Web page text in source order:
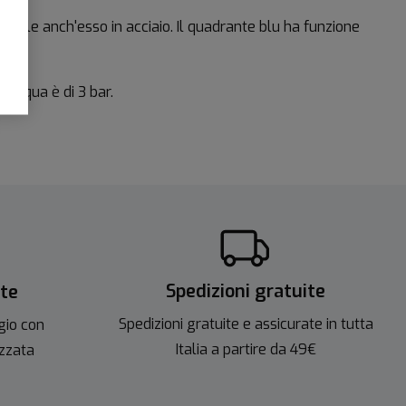
anch'esso in acciaio. Il quadrante blu ha funzione
è di 3 bar.
con
Spedizioni gratuite
Spedizioni gratuite e assicurate in tutta
Italia a partire da 49€